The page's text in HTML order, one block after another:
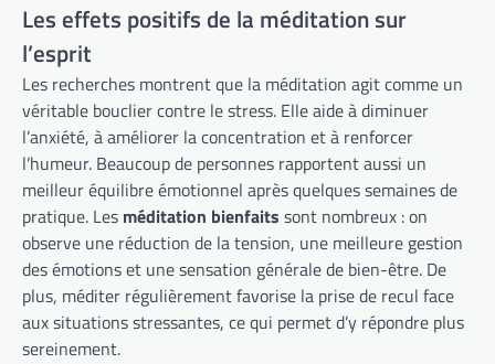
Les effets positifs de la méditation sur
l’esprit
Les recherches montrent que la méditation agit comme un
véritable bouclier contre le stress. Elle aide à diminuer
l’anxiété, à améliorer la concentration et à renforcer
l’humeur. Beaucoup de personnes rapportent aussi un
meilleur équilibre émotionnel après quelques semaines de
pratique. Les méditation bienfaits sont nombreux : on
observe une réduction de la tension, une meilleure gestion
des émotions et une sensation générale de bien-être. De
plus, méditer régulièrement favorise la prise de recul face
aux situations stressantes, ce qui permet d’y répondre plus
sereinement.